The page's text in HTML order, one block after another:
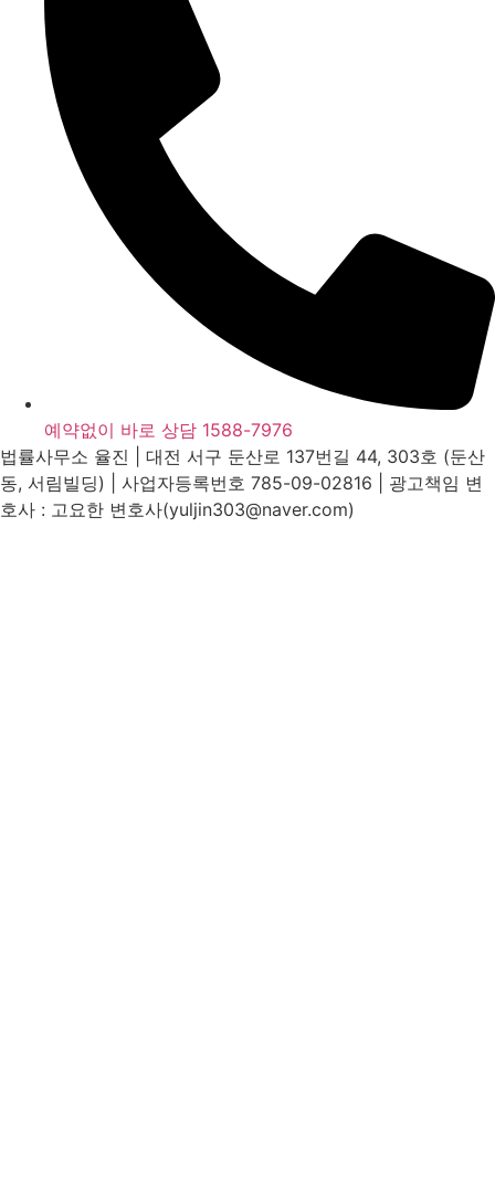
예약없이 바로 상담 1588-7976
법률사무소 율진 | 대전 서구 둔산로 137번길 44, 303호 (둔산
동, 서림빌딩) | 사업자등록번호 785-09-02816 | 광고책임 변
호사 : 고요한 변호사(yuljin303@naver.com)